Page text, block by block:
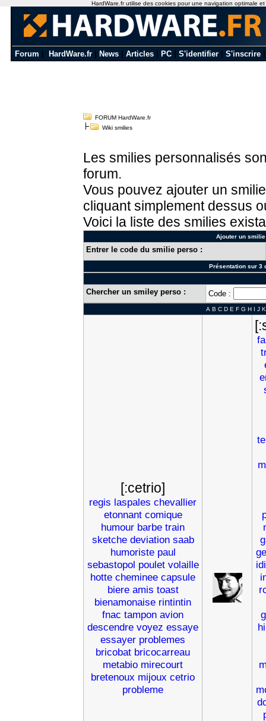
Forum HardWare.fr News Articles PC S'identifier S'inscrire
FORUM HardWare.fr
Wiki smilies
Les smilies personnalisés
forum.
Vous pouvez ajouter un
cliquant simplement dessus
Voici la liste des smilies
Ajouter un
Entrer le code du smilie perso :
Présentation sur 3
Chercher un smiley perso : Code :
A B C D E F G H I J K
[:cetrio]
regis laspales chevallier
etonnant comique
humour barbe train
sketche deviation saab
humoriste paul
sebastopol poulet volaille
hotte cheminee capsule
biere amis toast
bienamonaise rintintin
fnac tampon avion
descendre voyez essaye
essayer problemes
bricobat bricocarreau
metabio mirecourt
bretenoux mijoux cetrio
probleme
HardWare.fr utilise des cookies pour une navigation optimale